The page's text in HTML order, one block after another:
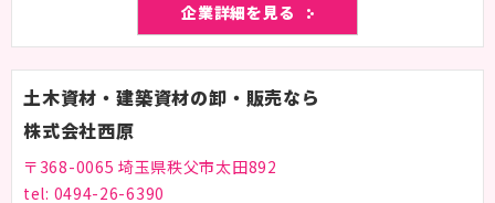
企業詳細を見る
土木資材・建築資材の卸・販売なら
株式会社西原
〒368-0065 埼玉県秩父市太田892
tel: 0494-26-6390